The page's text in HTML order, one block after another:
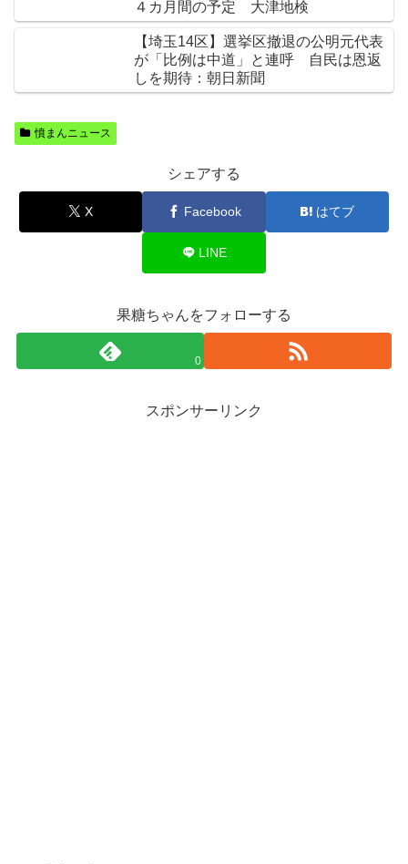
４カ月間の予定 大津地検
【埼玉14区】選挙区撤退の公明元代表
が「比例は中道」と連呼 自民は恩返
しを期待：朝日新聞
憤まんニュース
シェアする
X Facebook はてブ
LINE
果糖ちゃんをフォローする
0
スポンサーリンク